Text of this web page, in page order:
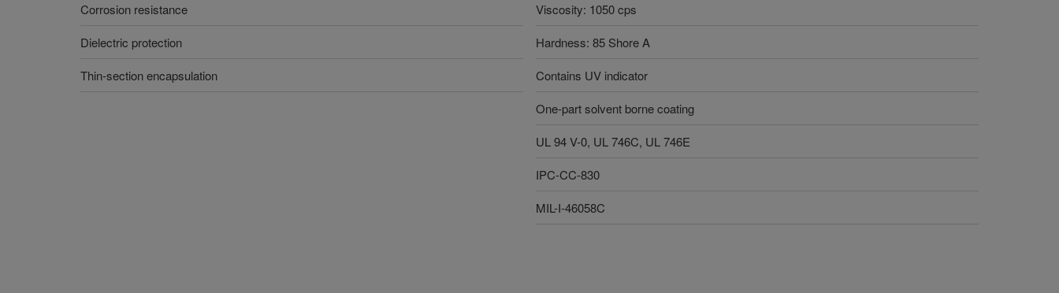
Corrosion resistance
Dielectric protection
Thin-section encapsulation
Viscosity: 1050 cps
Hardness: 85 Shore A
Contains UV indicator
One-part solvent borne coating
UL 94 V-0, UL 746C, UL 746E
IPC-CC-830
MIL-I-46058C